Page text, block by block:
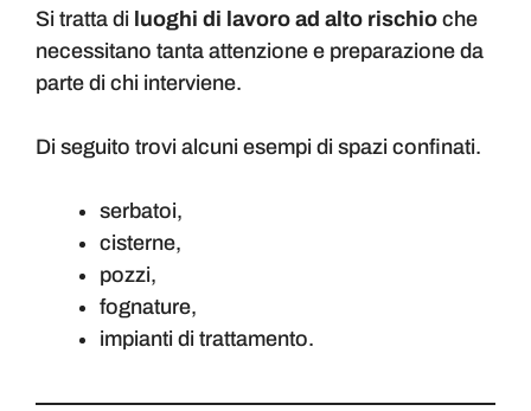
Si tratta di luoghi di lavoro ad alto rischio che
necessitano tanta attenzione e preparazione da
parte di chi interviene.
Di seguito trovi alcuni esempi di spazi confinati.
serbatoi,
cisterne,
pozzi,
fognature,
impianti di trattamento.